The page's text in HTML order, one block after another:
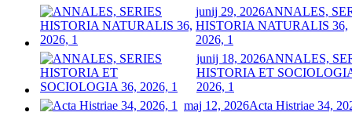
junij 29, 2026ANNALES,
HISTORIA NATURALIS 36,
2026, 1
junij 18, 2026ANNALES,
HISTORIA ET
2026, 1
maj 12, 2026Acta Histriae 34,